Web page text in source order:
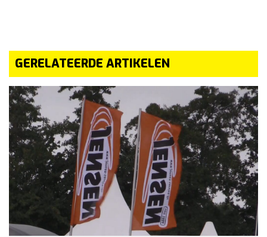
GERELATEERDE ARTIKELEN